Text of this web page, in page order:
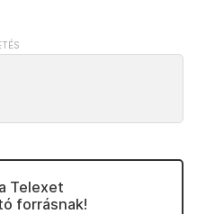
Telexet
forrásnak!